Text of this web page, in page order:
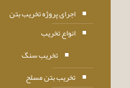
اجرای پروژه تخریب بتن
انواع تخریب
تخریب سنگ
تخریب بتن مسلح